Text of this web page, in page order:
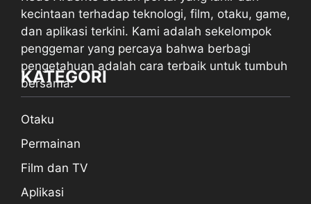
kecintaan terhadap teknologi, film, otaku, game,
dan aplikasi terkini. Kami adalah sekelompok
penggemar yang percaya bahwa berbagi
pengetahuan adalah cara terbaik untuk tumbuh
bersama.
KATEGORI
Otaku
Permainan
Film dan TV
Aplikasi